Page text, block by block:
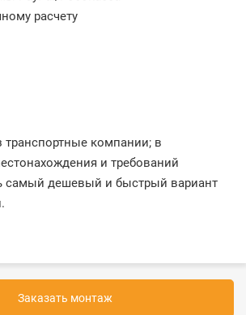
расчету
транспортные компании; в
и требований
самый дешевый и быстрый вариант
Заказать монтаж